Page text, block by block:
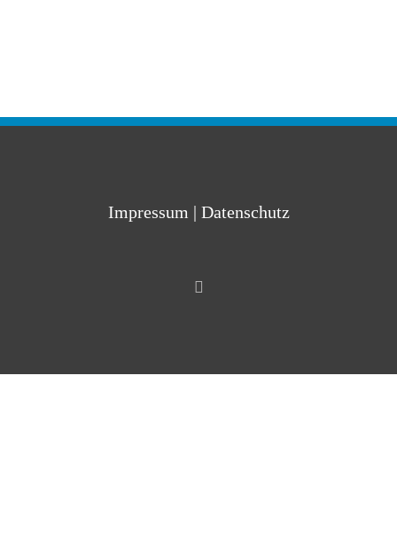
Impressum | Datenschutz